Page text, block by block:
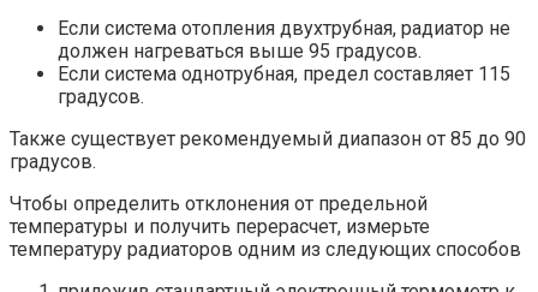
Если система отопления двухтрубная, радиатор не
должен нагреваться выше 95 градусов.
Если система однотрубная, предел составляет 115
градусов.
Также существует рекомендуемый диапазон от 85 до 90
градусов.
Чтобы определить отклонения от предельной
температуры и получить перерасчет, измерьте
температуру радиаторов одним из следующих способов